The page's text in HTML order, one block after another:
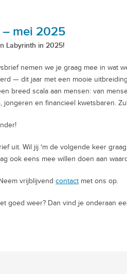
mei 2025
Labyrinth in 2025!
nemen we je graag mee in wat
— dit jaar met een mooie
breed scala aan mensen: van
en financieel kwetsbaren.
uit. Wil jij ‘m de volgende keer
ook eens mee willen doen aan
vrijblijvend contact met ons op.
goed weer? Dan vind je onderaan